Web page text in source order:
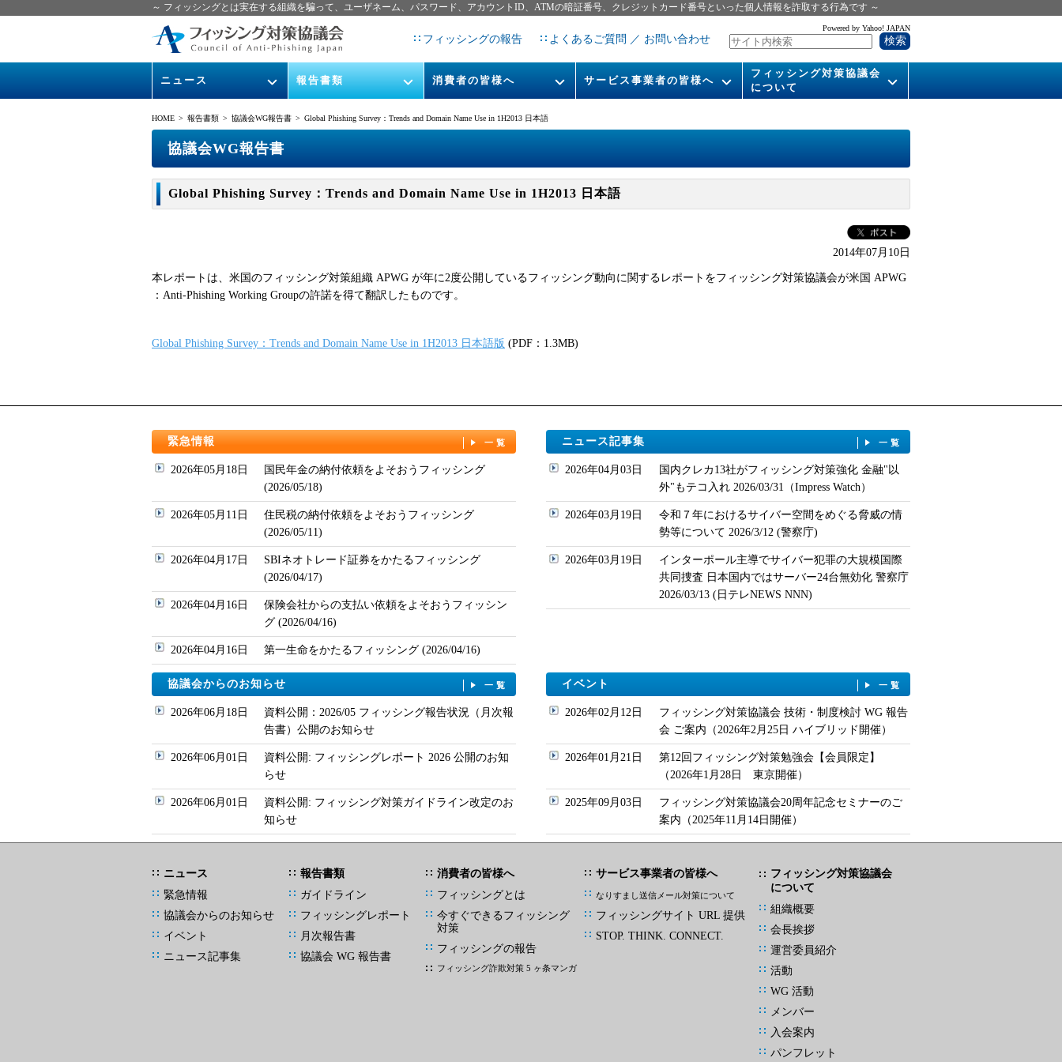
～ フィッシングとは実在する組織を騙って、ユーザネーム、パスワード、アカウントID、ATMの暗証番号、クレジットカード番号といった個人情報を詐取する行為です ～
フィッシングの報告 よくあるご質問 ／ お問い合わせ
Powered by Yahoo! JAPAN
ニュース
緊急情報
協議会からのお知らせ
報告書類
ガイドライン
協議会WG報告書
消費者の皆様へ
フィッシングとは
サービス事業者の皆様へ
フィッシング対策協議会
について
HOME > 報告書類 > 協議会WG報告書 > Global Phishing Survey：Trends and Domain Name Use in 1H2013 日本語
協議会WG報告書
Global Phishing Survey：Trends and Domain Name Use in 1H2013 日本語
2014年07月10日
本レポートは、米国のフィッシング対策組織 APWG が年に2度公開しているフィッシング動向に関するレポートをフィッシング対策協議会が米国 APWG
：Anti-Phishing Working Groupの許諾を得て翻訳したものです。
Global Phishing Survey：Trends and Domain Name Use in 1H2013 日本語版 (PDF：1.3MB)
緊急情報 一覧
2026年05月18日
国民年金の納付依頼をよそおうフィッシング
(2026/05/18)
2026年05月11日
住民税の納付依頼をよそおうフィッシング
(2026/05/11)
2026年04月17日
SBIネオトレード証券をかたるフィッシング
(2026/04/17)
2026年04月16日
保険会社からの支払い依頼をよそおうフィッシン
グ (2026/04/16)
2026年04月16日 第一生命をかたるフィッシング (2026/04/16)
ニュース記事集 一覧
2026年04月03日
国内クレカ13社がフィッシング対策強化 金融"以
外"もテコ入れ 2026/03/31（Impress Watch）
2026年03月19日
令和７年におけるサイバー空間をめぐる脅威の情
勢等について 2026/3/12 (警察庁)
2026年03月19日
インターポール主導でサイバー犯罪の大規模国際
共同捜査 日本国内ではサーバー24台無効化 警察庁
2026/03/13 (日テレNEWS NNN)
協議会からのお知らせ 一覧
2026年06月18日
資料公開：2026/05 フィッシング報告状況（月次報
告書）公開のお知らせ
2026年06月01日
資料公開: フィッシングレポート 2026 公開のお知
らせ
2026年06月01日
資料公開: フィッシング対策ガイドライン改定のお
知らせ
イベント 一覧
2026年02月12日
フィッシング対策協議会 技術・制度検討 WG 報告
会 ご案内（2026年2月25日 ハイブリッド開催）
2026年01月21日
第12回フィッシング対策勉強会【会員限定】
（2026年1月28日 東京開催）
2025年09月03日
フィッシング対策協議会20周年記念セミナーのご
案内（2025年11月14日開催）
ニュース
緊急情報
協議会からのお知らせ
イベント
ニュース記事集
報告書類
ガイドライン
フィッシングレポート
月次報告書
協議会 WG 報告書
消費者の皆様へ
フィッシングとは
今すぐできるフィッシング
対策
フィッシングの報告
フィッシング詐欺対策 5 ヶ条マンガ
サービス事業者の皆様へ
なりすまし送信メール対策について
フィッシングサイト URL 提供
STOP. THINK. CONNECT.
フィッシング対策協議会
について
組織概要
会長挨拶
運営委員紹介
活動
WG 活動
メンバー
入会案内
パンフレット